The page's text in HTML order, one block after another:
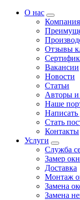
О нас
Отзывы
Вакансии
Новости
Статьи
Авторы и
Нашe
Написать
Стать
Контакты
Услуги
Служба
Замер
Доставка
Монтаж
Замена
Замена